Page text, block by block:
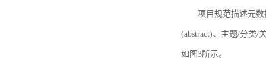
项目规范描述元
(abstract)、主题/分类/
如图3所示。